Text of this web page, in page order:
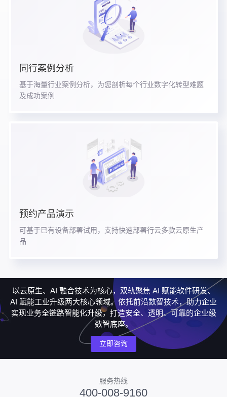
同行案例分析
基于海量行业案例分析，为您剖析每个行业数字化转型难题
及成功案例
预约产品演示
可基于已有设备部署试用，支持快速部署行云多款云原生产
品
以云原生、AI 融合技术为核心，双轨聚焦 AI 赋能软件研发、
AI 赋能工业升级两大核心领域。依托前沿数智技术，助力企业
实现业务全链路智能化升级，打造安全、透明、可靠的企业级
数智底座。
立即咨询
服务热线
400-008-9160